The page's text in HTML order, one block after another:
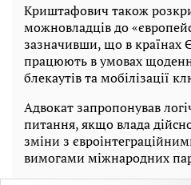
Криштафович також
можновладців до
зазначивши, що в країнах
працюють в умовах
блекаутів та мобілізації
Адвокат запропонував
питання, якщо влада
зміни з
вимогами міжнародних